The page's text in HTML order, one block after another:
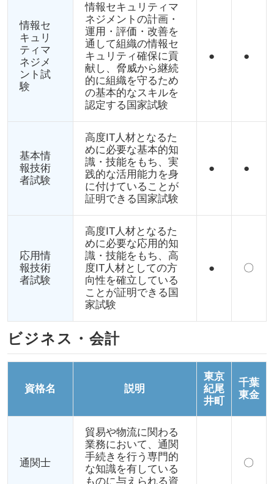
情報セ
キュリ
ティマ
ネジメ
ント試
験
情報セキュリティマ
ネジメントの計画・
運用・評価・改善を
通して組織の情報セ
キュリティ確保に貢
献し、脅威から継続
的に組織を守るため
の基本的なスキルを
認定する国家試験
● ●
基本情
報技術
者試験
高度IT人材となるた
めに必要な基本的知
識・技能をもち、実
践的な活用能力を身
に付けていることが
証明できる国家試験
● ●
応用情
報技術
者試験
高度IT人材となるた
めに必要な応用的知
識・技能をもち、高
度IT人材としての方
向性を確立している
ことが証明できる国
家試験
● 〇
ビジネス・会計
資格名 説明
東京
紀尾
井町
千葉
東金
通関士
貿易や物流に関わる
業務において、通関
手続きを行う専門的
な知識を有している
ものに与えられる資
〇